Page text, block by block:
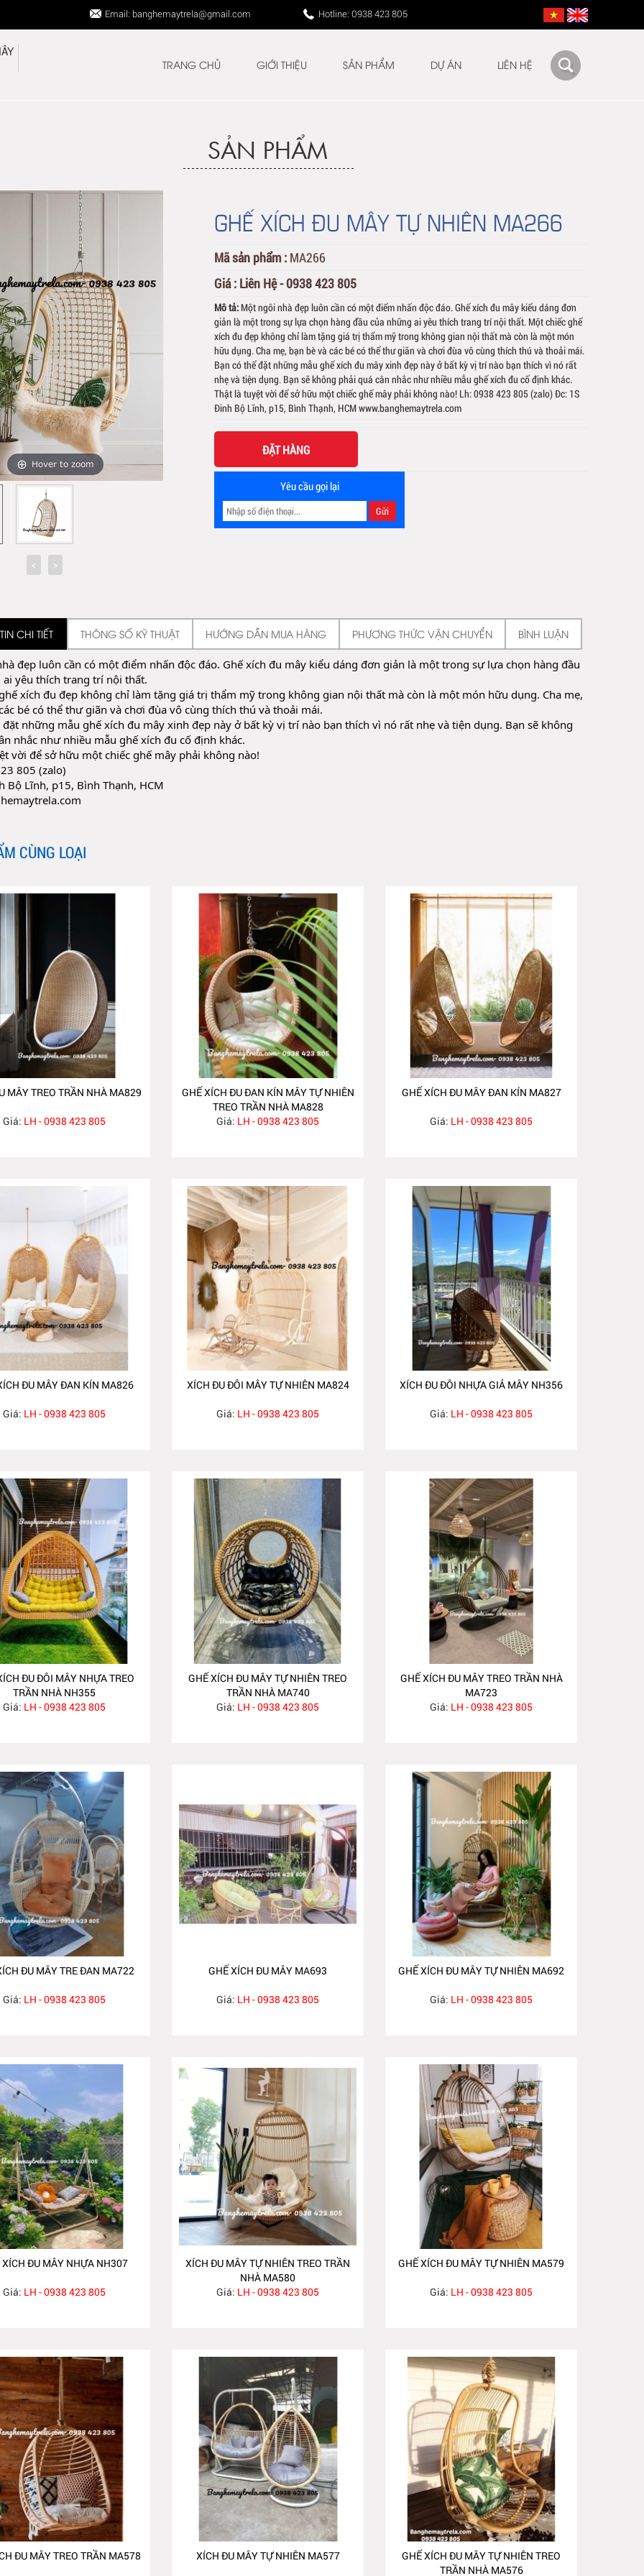
Email: banghemaytrela@gmail.com Hotline: 0938 423 805
TRANG CHỦ GIỚI THIỆU SẢN PHẨM DỰ ÁN LIÊN HỆ
SẢN PHẨM
Hover to zoom
GHẾ XÍCH ĐU MÂY TỰ NHIÊN MA266
Mã sản phẩm : MA266
Giá : Liên Hệ - 0938 423 805
Mô tả: Một ngôi nhà đẹp luôn cần có một điểm nhấn độc đáo. Ghế xích đu mây kiểu dáng đơn
giản là một trong sự lựa chọn hàng đầu của những ai yêu thích trang trí nội thất. Một chiếc ghế
xích đu đẹp không chỉ làm tặng giá trị thẩm mỹ trong không gian nội thất mà còn là một món
hữu dụng. Cha mẹ, bạn bè và các bé có thể thư giãn và chơi đùa vô cùng thích thú và thoải mái.
Bạn có thể đặt những mẫu ghế xích đu mây xinh đẹp này ở bất kỳ vị trí nào bạn thích vì nó rất
nhẹ và tiện dụng. Bạn sẽ không phải quá cân nhắc như nhiều mẫu ghế xích đu cố định khác.
Thật là tuyệt vời để sở hữu một chiếc ghế mây phải không nào! Lh: 0938 423 805 (zalo) Đc: 1S
Đinh Bộ Lĩnh, p15, Bình Thạnh, HCM www.banghemaytrela.com
ĐẶT HÀNG
Yêu cầu gọi lại
CHI TIẾT THÔNG SỐ KỸ THUẬT HƯỚNG DẪN MUA HÀNG PHƯƠNG THỨC VẬN CHUYỂN BÌNH LUẬN
đẹp luôn cần có một điểm nhấn độc đáo. Ghế xích đu mây kiểu dáng đơn giản là một trong sự lựa chọn hàng đầu
ai yêu thích trang trí nội thất.
xích đu đẹp không chỉ làm tặng giá trị thẩm mỹ trong không gian nội thất mà còn là một món hữu dụng. Cha mẹ,
bé có thể thư giãn và chơi đùa vô cùng thích thú và thoải mái.
đặt những mẫu ghế xích đu mây xinh đẹp này ở bất kỳ vị trí nào bạn thích vì nó rất nhẹ và tiện dụng. Bạn sẽ không
nhắc như nhiều mẫu ghế xích đu cố định khác.
vời để sở hữu một chiếc ghế mây phải không nào!
805 (zalo)
Bộ Lĩnh, p15, Bình Thạnh, HCM
CÙNG LOẠI
MÂY TREO TRẦN NHÀ MA829
Giá: LH - 0938 423 805
GHẾ XÍCH ĐU ĐAN KÍN MÂY TỰ NHIÊN
TREO TRẦN NHÀ MA828
Giá: LH - 0938 423 805
GHẾ XÍCH ĐU MÂY ĐAN KÍN MA827
Giá: LH - 0938 423 805
ĐU MÂY ĐAN KÍN MA826
Giá: LH - 0938 423 805
XÍCH ĐU ĐÔI MÂY TỰ NHIÊN MA824
Giá: LH - 0938 423 805
XÍCH ĐU ĐÔI NHỰA GIẢ MÂY NH356
Giá: LH - 0938 423 805
ĐU ĐÔI MÂY NHỰA TREO
TRẦN NHÀ NH355
Giá: LH - 0938 423 805
GHẾ XÍCH ĐU MÂY TỰ NHIÊN TREO
TRẦN NHÀ MA740
Giá: LH - 0938 423 805
GHẾ XÍCH ĐU MÂY TREO TRẦN NHÀ
MA723
Giá: LH - 0938 423 805
ĐU MÂY TRE ĐAN MA722
Giá: LH - 0938 423 805
GHẾ XÍCH ĐU MÂY MA693
Giá: LH - 0938 423 805
GHẾ XÍCH ĐU MÂY TỰ NHIÊN MA692
Giá: LH - 0938 423 805
XÍCH ĐU MÂY NHỰA NH307
Giá: LH - 0938 423 805
XÍCH ĐU MÂY TỰ NHIÊN TREO TRẦN
NHÀ MA580
Giá: LH - 0938 423 805
GHẾ XÍCH ĐU MÂY TỰ NHIÊN MA579
Giá: LH - 0938 423 805
ĐU MÂY TREO TRẦN MA578 XÍCH ĐU MÂY TỰ NHIÊN MA577
GHẾ XÍCH ĐU MÂY TỰ NHIÊN TREO
TRẦN NHÀ MA576